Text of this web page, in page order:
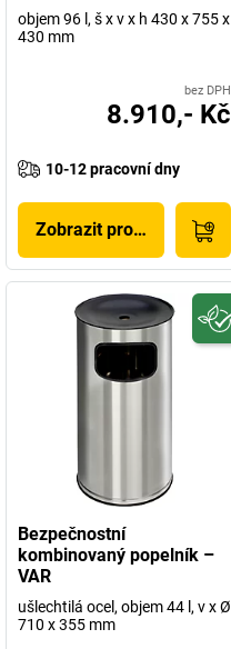
objem 96 l, š x v x h 430 x 755 x
430 mm
bez DPH
8.910,- Kč
10-12 pracovní dny
Zobrazit produkt
Bezpečnostní
kombinovaný popelník –
VAR
ušlechtilá ocel, objem 44 l, v x Ø
710 x 355 mm